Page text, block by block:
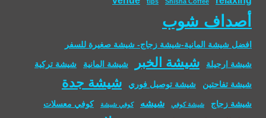
أصداف شوب
افضل شيشة المانية-شيشة زجاج- شيشة صغيرة للسفر
شيشة ارجيلة شيشة الخبر شيشة المانية شيشة تركية
شيشة تفاحتين شيشة توصيل فوري شيشة جدة
شيشة زجاج شيشة كوفي شيشه كوفي شيشة كوفي معسلات